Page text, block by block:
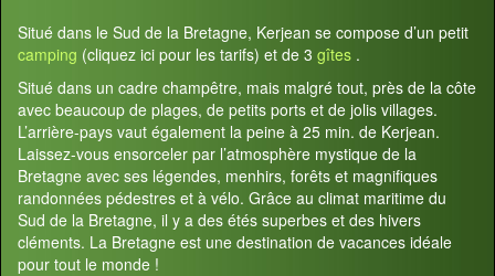
Situé dans le Sud de la Bretagne, Kerjean se compose d’un petit
camping (cliquez ici pour les tarifs) et de 3 gîtes .
Situé dans un cadre champêtre, mais malgré tout, près de la côte
avec beaucoup de plages, de petits ports et de jolis villages.
L’arrière-pays vaut également la peine à 25 min. de Kerjean.
Laissez-vous ensorceler par l’atmosphère mystique de la
Bretagne avec ses légendes, menhirs, forêts et magnifiques
randonnées pédestres et à vélo. Grâce au climat maritime du
Sud de la Bretagne, il y a des étés superbes et des hivers
cléments. La Bretagne est une destination de vacances idéale
pour tout le monde !